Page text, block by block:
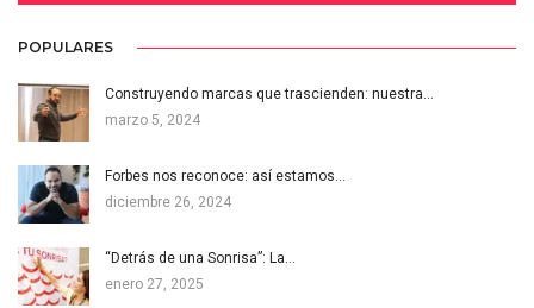
POPULARES
Construyendo marcas que trascienden: nuestra…
marzo 5, 2024
Forbes nos reconoce: así estamos…
diciembre 26, 2024
“Detrás de una Sonrisa”: La…
enero 27, 2025